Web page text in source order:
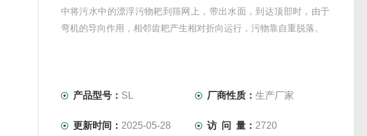
中将污水中的漂浮污物耙到筛网上，带出水面，到达顶部时，由于
弯机的导向作用，相邻齿耙产生相对折向运行，污物靠自重脱落。
产品型号： SL 厂商性质：生产厂家
更新时间： 2025-05-28 访 问 量： 2720